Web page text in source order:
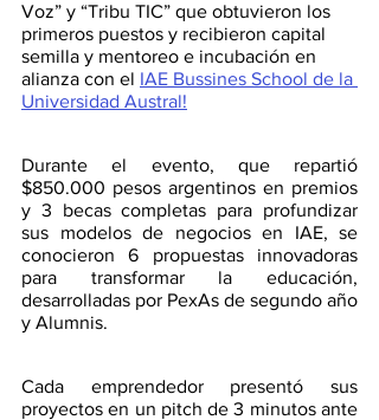
Voz” y “Tribu TIC” que obtuvieron los
primeros puestos y recibieron capital
semilla y mentoreo e incubación en
alianza con el IAE Bussines School de la
Universidad Austral!
Durante el evento, que repartió
$850.000 pesos argentinos en premios
y 3 becas completas para profundizar
sus modelos de negocios en IAE, se
conocieron 6 propuestas innovadoras
para transformar la educación,
desarrolladas por PexAs de segundo año
y Alumnis.
Cada emprendedor presentó sus
proyectos en un pitch de 3 minutos ante